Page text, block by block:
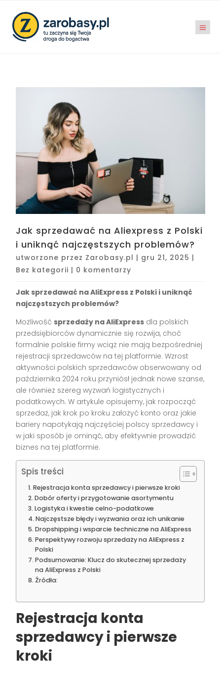
Jak sprzedawać na Aliexpress z Polski
i uniknąć najczęstszych problemów?
utworzone przez Zarobasy.pl | gru 21, 2025 |
Bez kategorii | 0 komentarzy
Jak sprzedawać na AliExpress z Polski i uniknąć
najczęstszych problemów?
Możliwość sprzedaży na AliExpress dla polskich
przedsiębiorców dynamicznie się rozwija, choć
formalnie polskie firmy wciąż nie mają bezpośredniej
rejestracji sprzedawców na tej platformie. Wzrost
aktywności polskich sprzedawców obserwowany od
października 2024 roku przyniósł jednak nowe szanse,
ale również szereg wyzwań logistycznych i
podatkowych. W artykule opisujemy, jak rozpocząć
sprzedaż, jak krok po kroku założyć konto oraz jakie
bariery napotykają najczęściej polscy sprzedawcy i
w jaki sposób je ominąć, aby efektywnie prowadzić
biznes na tej platformie.
Spis treści
Rejestracja konta sprzedawcy i pierwsze kroki
Dobór oferty i przygotowanie asortymentu
Logistyka i kwestie celno-podatkowe
Najczęstsze błędy i wyzwania oraz ich unikanie
Dropshipping i wsparcie techniczne na AliExpress
Perspektywy rozwoju sprzedaży na AliExpress z
Polski
Podsumowanie: Klucz do skutecznej sprzedaży
na AliExpress z Polski
Źródła:
Rejestracja konta
sprzedawcy i pierwsze
kroki